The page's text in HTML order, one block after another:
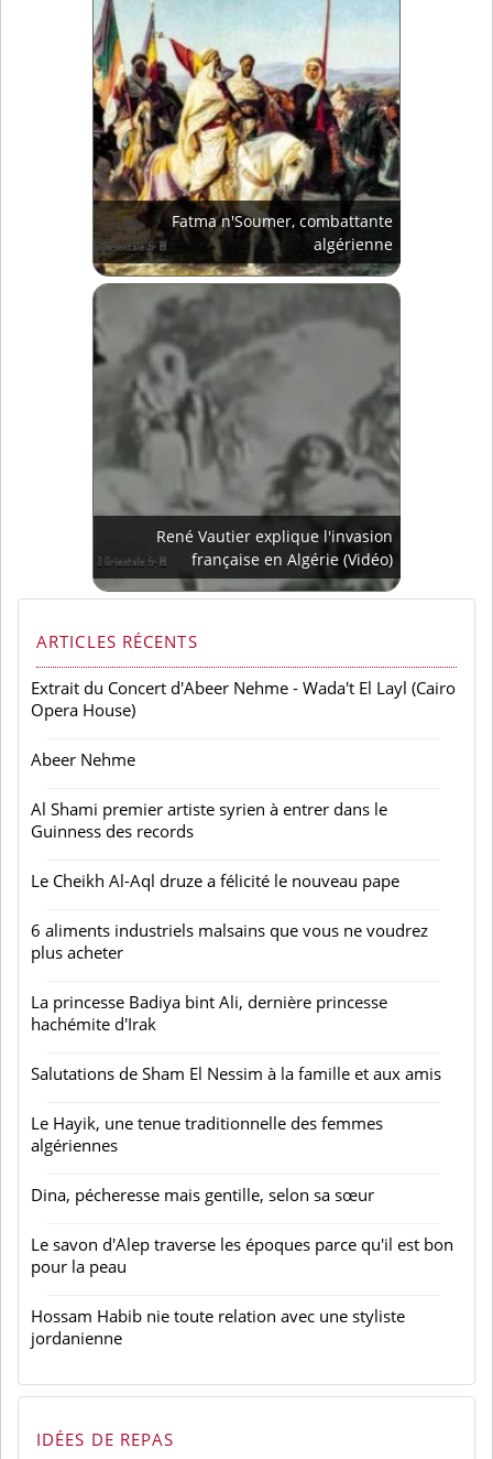
Fatma n'Soumer, combattante
algérienne
René Vautier explique l'invasion
française en Algérie (Vidéo)
ARTICLES RÉCENTS
Extrait du Concert d'Abeer Nehme - Wada't El Layl (Cairo
Opera House)
Abeer Nehme
Al Shami premier artiste syrien à entrer dans le
Guinness des records
Le Cheikh Al-Aql druze a félicité le nouveau pape
6 aliments industriels malsains que vous ne voudrez
plus acheter
La princesse Badiya bint Ali, dernière princesse
hachémite d'Irak
Salutations de Sham El Nessim à la famille et aux amis
Le Hayik, une tenue traditionnelle des femmes
algériennes
Dina, pécheresse mais gentille, selon sa sœur
Le savon d'Alep traverse les époques parce qu'il est bon
pour la peau
Hossam Habib nie toute relation avec une styliste
jordanienne
IDÉES DE REPAS